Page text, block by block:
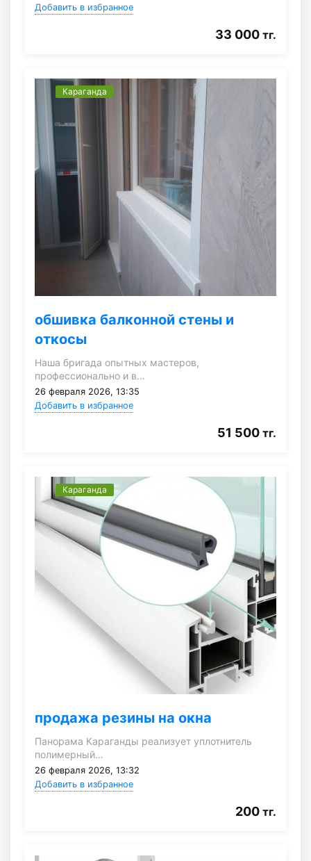
Добавить в избранное
33 000 тг.
Караганда
обшивка балконной стены и
откосы
Наша бригада опытных мастеров,
профессионально и в…
26 февраля 2026, 13:35
Добавить в избранное
51 500 тг.
Караганда
продажа резины на окна
Панорама Караганды реализует уплотнитель
полимерный…
26 февраля 2026, 13:32
Добавить в избранное
200 тг.